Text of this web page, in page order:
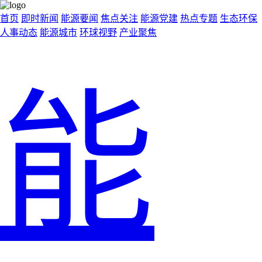
首页 即时新闻 能源要闻 焦点关注 能源党建 热点专题 生态环保
人事动态 能源城市 环球视野 产业聚焦
能